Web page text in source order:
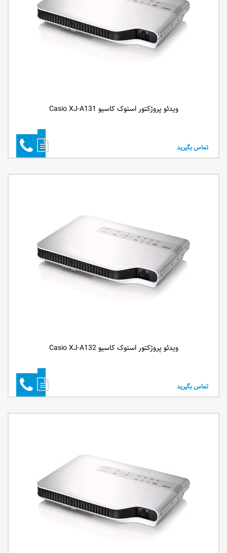
ویدئو پروژکتور استوک کاسیو Casio XJ-A131
تماس بگیرید
ویدئو پروژکتور استوک کاسیو Casio XJ-A132
تماس بگیرید